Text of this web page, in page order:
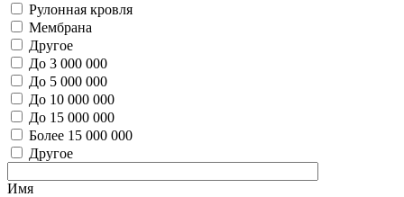
Рулонная кровля
Мембрана
Другое
До 3 000 000
До 5 000 000
До 10 000 000
До 15 000 000
Более 15 000 000
Другое
Имя